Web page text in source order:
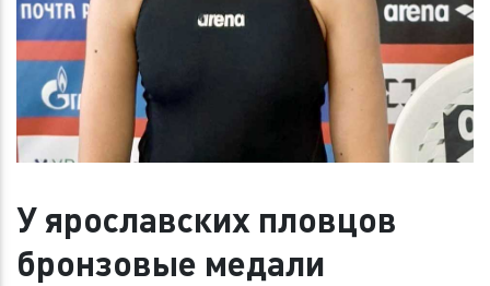
У ярославских пловцов
бронзовые медали